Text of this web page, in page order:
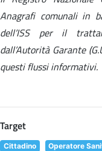
Anagrafi comunali in
dell’ISS per il
dall’Autorità Garante
questi flussi informativi.
Target
Cittadino Operatore